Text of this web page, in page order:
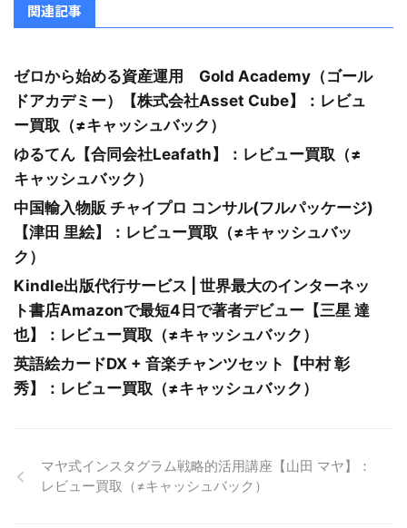
関連記事
ゼロから始める資産運用 Gold Academy（ゴール
ドアカデミー）【株式会社Asset Cube】：レビュ
ー買取（≠キャッシュバック）
ゆるてん【合同会社Leafath】：レビュー買取（≠
キャッシュバック）
中国輸入物販 チャイプロ コンサル(フルパッケージ)
【津田 里絵】：レビュー買取（≠キャッシュバッ
ク）
Kindle出版代行サービス | 世界最大のインターネッ
ト書店Amazonで最短4日で著者デビュー【三星 達
也】：レビュー買取（≠キャッシュバック）
英語絵カードDX + 音楽チャンツセット【中村 彰
秀】：レビュー買取（≠キャッシュバック）
マヤ式インスタグラム戦略的活用講座【山田 マヤ】：
レビュー買取（≠キャッシュバック）